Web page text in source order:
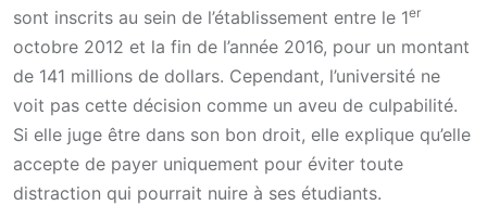
sont inscrits au sein de l’établissement entre le 1er
octobre 2012 et la fin de l’année 2016, pour un montant
de 141 millions de dollars. Cependant, l’université ne
voit pas cette décision comme un aveu de culpabilité.
Si elle juge être dans son bon droit, elle explique qu’elle
accepte de payer uniquement pour éviter toute
distraction qui pourrait nuire à ses étudiants.